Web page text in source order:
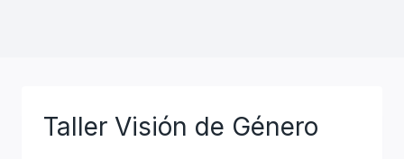
Taller Visión de Género